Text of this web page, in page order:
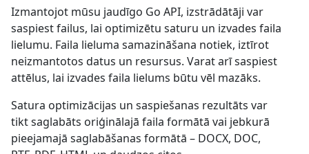
Izmantojot mūsu jaudīgo Go API, izstrādātāji var
saspiest failus, lai optimizētu saturu un izvades faila
lielumu. Faila lieluma samazināšana notiek, iztīrot
neizmantotos datus un resursus. Varat arī saspiest
attēlus, lai izvades faila lielums būtu vēl mazāks.
Satura optimizācijas un saspiešanas rezultāts var
tikt saglabāts oriģinālajā faila formātā vai jebkurā
pieejamajā saglabāšanas formātā – DOCX, DOC,